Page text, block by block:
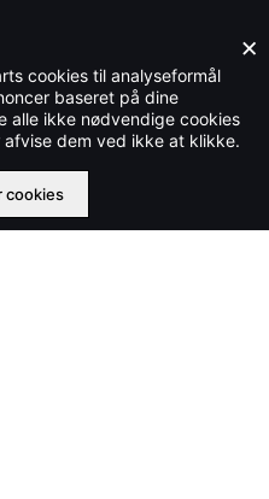
OÜ nr. 16569877
×
cookies til analyseformål
baseret på dine
alle ikke nødvendige cookies
dem ved ikke at klikke.
cookies